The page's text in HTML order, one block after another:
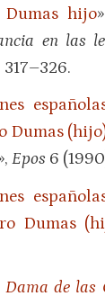
hijo
en las
317–326.
Dumas
Epos 6
Dumas
Dama de las